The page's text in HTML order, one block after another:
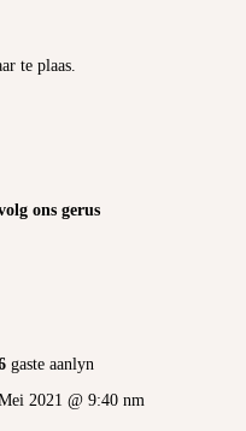
te plaas.
ons gerus
gaste aanlyn
2021 @ 9:40 nm